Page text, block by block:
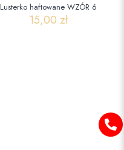
Lusterko haftowane WZÓR 6
15,00zł